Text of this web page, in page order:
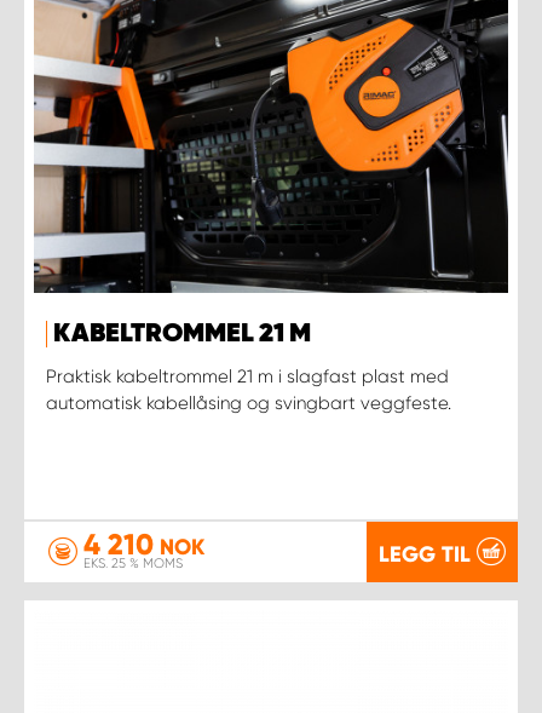
KABELTROMMEL 21 M
Praktisk kabeltrommel 21 m i slagfast plast med
automatisk kabellåsing og svingbart veggfeste.
4 210 NOK
EKS. 25 % MOMS LEGG TIL